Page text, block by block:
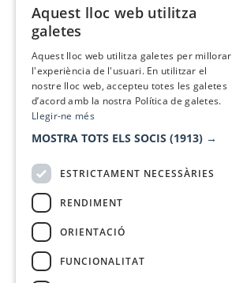
Aquest lloc web utilitza
galetes
Aquest lloc web utilitza galetes per millorar
l'experiència de l'usuari. En utilitzar el
nostre lloc web, accepteu totes les galetes
d’acord amb la nostra Política de galetes.
Llegir-ne més
MOSTRA TOTS ELS SOCIS (1913) →
ESTRICTAMENT NECESSÀRIES
RENDIMENT
ORIENTACIÓ
FUNCIONALITAT